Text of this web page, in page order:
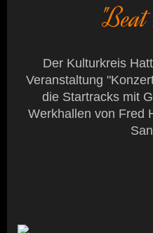
"Beat
Der Kulturkreis
Veranstaltung
die Startracks mit
Werkhallen von Fred